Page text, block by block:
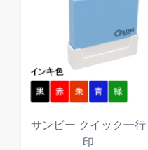
サンビー クイック一行
印